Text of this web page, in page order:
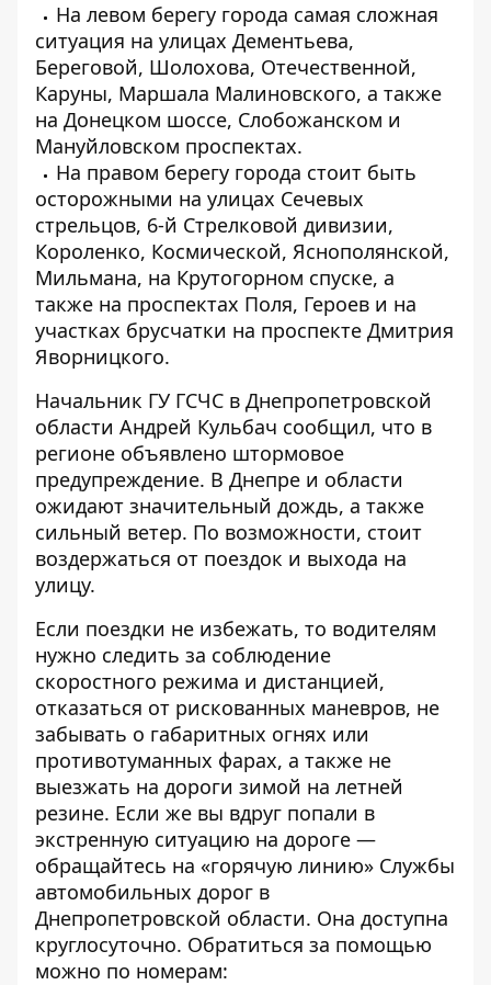
На левом берегу города самая сложная
ситуация на улицах Дементьева,
Береговой, Шолохова, Отечественной,
Каруны, Маршала Малиновского, а также
на Донецком шоссе, Слобожанском и
Мануйловском проспектах.
На правом берегу города стоит быть
осторожными на улицах Сечевых
стрельцов, 6-й Стрелковой дивизии,
Короленко, Космической, Яснополянской,
Мильмана, на Крутогорном спуске, а
также на проспектах Поля, Героев и на
участках брусчатки на проспекте Дмитрия
Яворницкого.
Начальник ГУ ГСЧС в Днепропетровской
области Андрей Кульбач сообщил, что в
регионе объявлено штормовое
предупреждение. В Днепре и области
ожидают значительный дождь, а также
сильный ветер. По возможности, стоит
воздержаться от поездок и выхода на
улицу.
Если поездки не избежать, то водителям
нужно следить за соблюдение
скоростного режима и дистанцией,
отказаться от рискованных маневров, не
забывать о габаритных огнях или
противотуманных фарах, а также не
выезжать на дороги зимой на летней
резине. Если же вы вдруг попали в
экстренную ситуацию на дороге —
обращайтесь на «горячую линию» Службы
автомобильных дорог в
Днепропетровской области. Она доступна
круглосуточно. Обратиться за помощью
можно по номерам: